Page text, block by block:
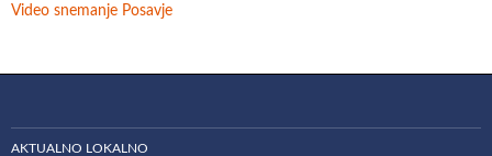
Video snemanje Posavje
AKTUALNO LOKALNO